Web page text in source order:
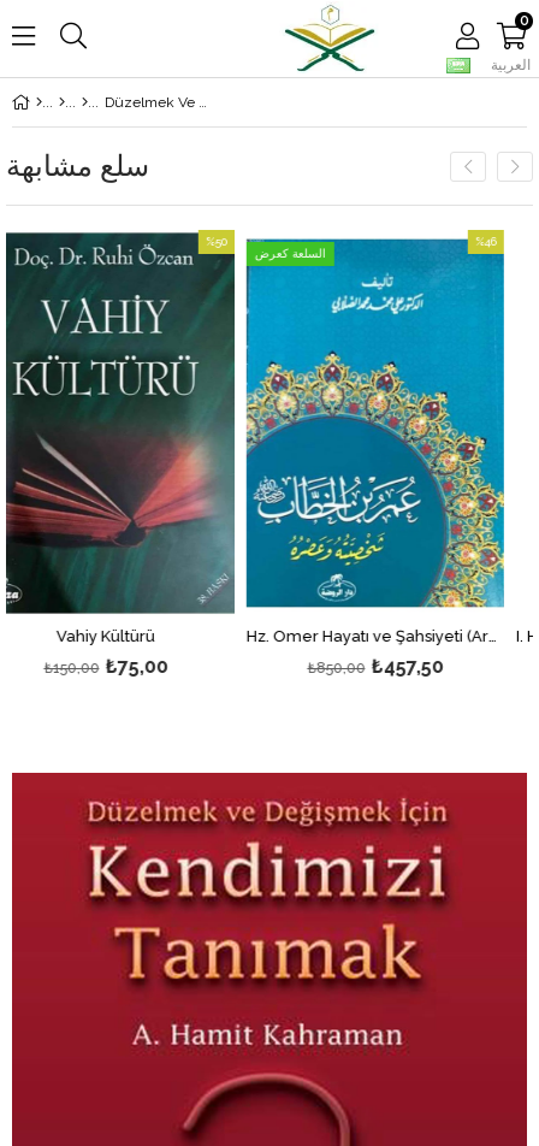
العربية
0
Düzelmek Ve Değişmek İçin Kendimizi Tanımak
سلع مشابهة
بيع
Hz. Ömer Hayatı ve Şahsiyeti (Arapça)
₺457,50
%46
%46بيع
السلعة كعرض